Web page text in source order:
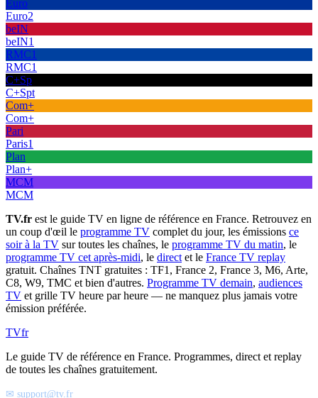
Euro
Euro2
beIN
beIN1
RMC1
RMC1
C+Sp
C+Spt
Com+
Com+
Pari
Paris1
Plan
Plan+
MCM
MCM
TV.fr est le guide TV en ligne de référence en France. Retrouvez en
un coup d'œil le programme TV complet du jour, les émissions ce
soir à la TV sur toutes les chaînes, le programme TV du matin, le
programme TV cet après-midi, le direct et le France TV replay
gratuit. Chaînes TNT gratuites : TF1, France 2, France 3, M6, Arte,
C8, W9, TMC et bien d'autres. Programme TV demain, audiences
TV et grille TV heure par heure — ne manquez plus jamais votre
émission préférée.
TVfr
Le guide TV de référence en France. Programmes, direct et replay
de toutes les chaînes gratuitement.
✉ support@tv.fr